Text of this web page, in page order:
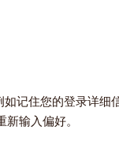
记住您的登录详细
输入偏好。